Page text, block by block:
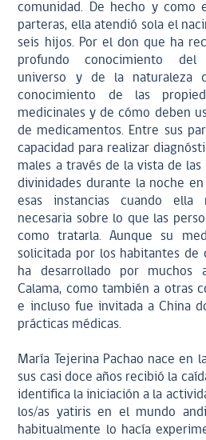
comunidad. De hecho y como
parteras, ella atendió sola el
seis hijos. Por el don que ha
profundo conocimiento del
universo y de la naturaleza
conocimiento de las
medicinales y de cómo deben
de medicamentos. Entre sus
capacidad para realizar
males a través de la vista de
divinidades durante la noche
esas instancias cuando ella
necesaria sobre lo que las
como tratarla. Aunque su
solicitada por los habitantes de
ha desarrollado por muchos
Calama, como también a otras
e incluso fue invitada a China
prácticas médicas.
María Tejerina Pachao nace en
sus casi doce años recibió la
identifica la iniciación a la
los/as yatiris en el mundo
habitualmente lo hacía